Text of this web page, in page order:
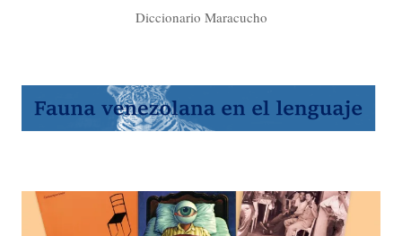
Diccionario Maracucho